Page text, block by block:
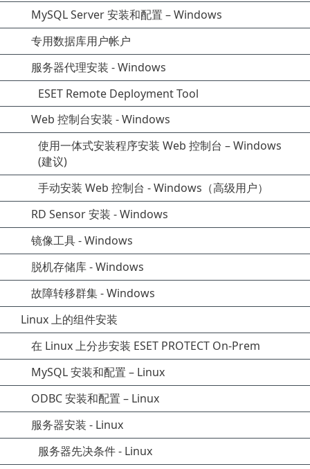
MySQL Server 安装和配置 – Windows
专用数据库用户帐户
服务器代理安装 - Windows
ESET Remote Deployment Tool
Web 控制台安装 - Windows
使用一体式安装程序安装 Web 控制台 – Windows
(建议)
手动安装 Web 控制台 - Windows（高级用户）
RD Sensor 安装 - Windows
镜像工具 - Windows
脱机存储库 - Windows
故障转移群集 - Windows
Linux 上的组件安装
在 Linux 上分步安装 ESET PROTECT On-Prem
MySQL 安装和配置 – Linux
ODBC 安装和配置 – Linux
服务器安装 - Linux
服务器先决条件 - Linux